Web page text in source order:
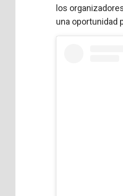
los
una oportunidad